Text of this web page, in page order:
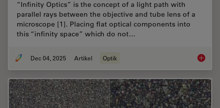
“Infinity Optics” is the concept of a light path with
parallel rays between the objective and tube lens of a
microscope [1]. Placing flat optical components into
this “infinity space” which do not…
Dec 04, 2025 Artikel Optik Infinity